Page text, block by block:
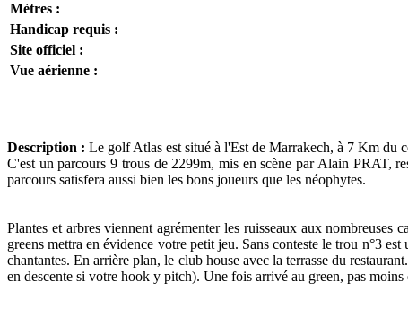
Mètres :
Handicap requis :
Site officiel :
Vue aérienne :
Description : Le golf Atlas est situé à l'Est de Marrakech, à 7 Km du
C'est un parcours 9 trous de 2299m, mis en scène par Alain PRAT,
parcours satisfera aussi bien les bons joueurs que les néophytes.
Plantes et arbres viennent agrémenter les ruisseaux aux
greens mettra en évidence votre petit jeu. Sans conteste le trou n°3
chantantes. En arrière plan, le club house avec la terrasse du
en descente si votre hook y pitch). Une fois arrivé au green, pas